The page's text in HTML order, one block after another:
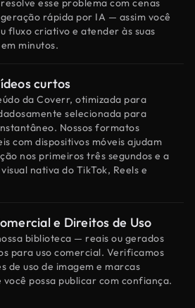
esse problema com cenas
rápida por IA — assim você
fluxo criativo e atender às suas
minutos.
curtos
da Coverr, otimizada para
selecionada para
Nossos formatos
com dispositivos móveis ajudam
nos primeiros três segundos e a
nativa do TikTok, Reels e
e Direitos de Uso
biblioteca — reais ou gerados
para uso comercial. Verificamos
de uso de imagem e marcas
possa publicar com confiança.